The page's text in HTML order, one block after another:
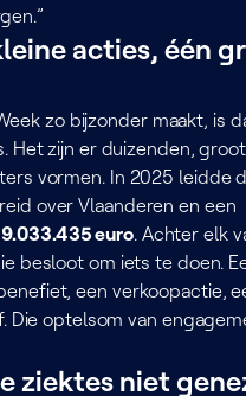
acties, één
zo bijzonder maakt, is
Het zijn er duizenden,
vormen. In 2025 leidde
over Vlaanderen en een
9.033.435 euro. Achter elk
besloot om iets te doen.
een verkoopactie,
Die optelsom van
ziektes niet